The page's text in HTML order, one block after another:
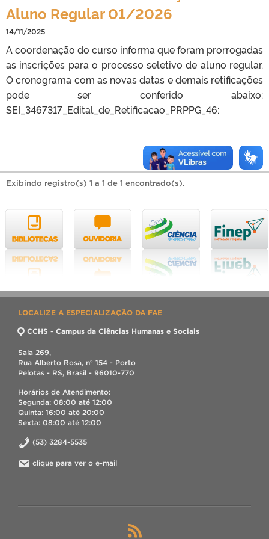
Aluno Regular 01/2026
14/11/2025
A coordenação do curso informa que foram prorrogadas
as inscrições para o processo seletivo de aluno regular.
O cronograma com as novas datas e demais retificações
pode ser conferido abaixo:
SEI_3467317_Edital_de_Retificacao_PRPPG_46:
Exibindo registro(s) 1 a 1 de 1 encontrado(s).
LOCALIZE A ESPECIALIZAÇÃO DA FAE
CCHS - Campus da Ciências Humanas e Sociais
Sala 269,
Rua Alberto Rosa, nº 154 - Porto
Pelotas - RS, Brasil - 96010-770
Horários de Atendimento:
Segunda: 08:00 até 12:00
Quinta: 16:00 até 20:00
Sexta: 08:00 até 12:00
(53) 3284-5535
clique para ver o e-mail